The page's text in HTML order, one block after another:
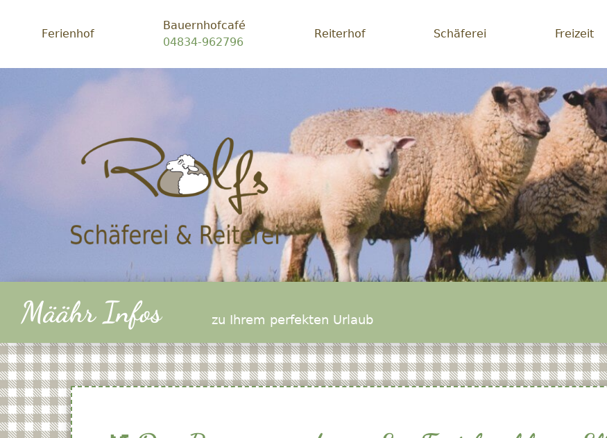
Ferienhof
Bauernhofcafé
04834-962796
Reiterhof Schäferei Freizeit
Schäferei
Rolfs
Ein
zum
glücklichsein
Määhr Infos zu Ihrem perfekten Urlaub